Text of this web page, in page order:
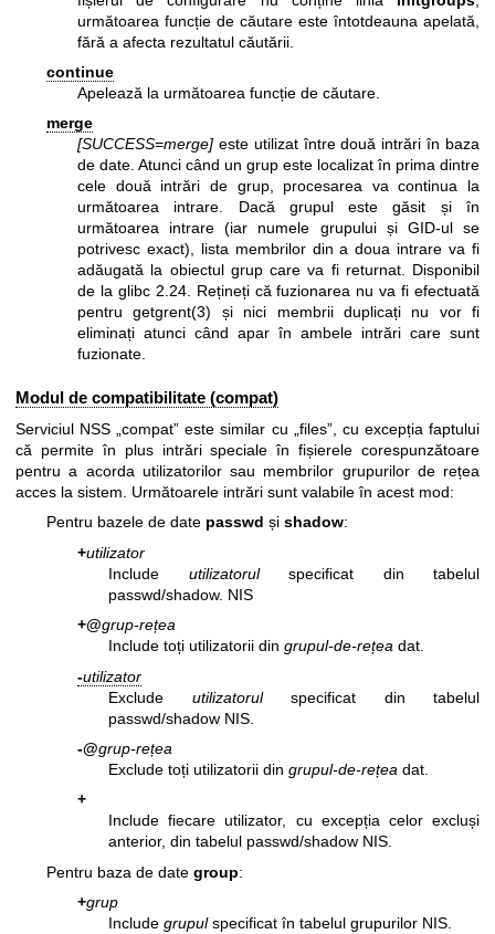
următoarea funcție de căutare este întotdeauna apelată,
fără a afecta rezultatul căutării.
continue
Apelează la următoarea funcție de căutare.
merge
[SUCCESS=merge] este utilizat între două intrări în baza
de date. Atunci când un grup este localizat în prima dintre
cele două intrări de grup, procesarea va continua la
următoarea intrare. Dacă grupul este găsit și în
următoarea intrare (iar numele grupului și GID-ul se
potrivesc exact), lista membrilor din a doua intrare va fi
adăugată la obiectul grup care va fi returnat. Disponibil
de la glibc 2.24. Rețineți că fuzionarea nu va fi efectuată
pentrugetgrent(3) și nici membrii duplicați nu vor fi
eliminați atunci când apar în ambele intrări care sunt
fuzionate.
Modul de compatibilitate (compat)
Serviciul NSS „compat” este similar cu „files”, cu excepția faptului
că permite în plus intrări speciale în fișierele corespunzătoare
pentru a acorda utilizatorilor sau membrilor grupurilor de rețea
acces la sistem. Următoarele intrări sunt valabile în acest mod:
Pentru bazele de date passwd și shadow:
+utilizator
Include utilizatorulspecificat din tabelul
passwd/shadow. NIS
+@grup-rețea
Include toți utilizatorii din grupul-de-rețea dat.
-utilizator
Exclude utilizatorulspecificat din tabelul
passwd/shadow NIS.
-@grup-rețea
Exclude toți utilizatorii din grupul-de-rețea dat.
+
Include fiecare utilizator, cu excepția celor excluși
anterior, din tabelul passwd/shadow NIS.
Pentru baza de date group:
+grup
Include grupulspecificat în tabelul grupurilor NIS.